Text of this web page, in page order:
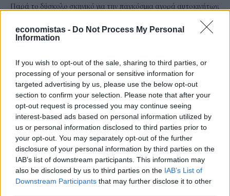
economistas - Do Not Process My Personal
Information
If you wish to opt-out of the sale, sharing to third parties, or
processing of your personal or sensitive information for
targeted advertising by us, please use the below opt-out
section to confirm your selection. Please note that after your
opt-out request is processed you may continue seeing
interest-based ads based on personal information utilized by
us or personal information disclosed to third parties prior to
your opt-out. You may separately opt-out of the further
disclosure of your personal information by third parties on the
IAB’s list of downstream participants. This information may
also be disclosed by us to third parties on the IAB’s List of
Downstream Participants that may further disclose it to other
Παρά το δύσκολο σκηνικό για την παγκόσμια αγορά αυτοκινήτων,
δεύτερο τρίμηνο του τρέχοντος έτους, καθώς η ενεργειακή κρίση
που πυροδοτήθηκε από τον πόλεμο στη Μέση Ανατολή έφερε
ΓΙΩΡΓΟΣ ΠΑΠΠΟΥΣ/04 Αυγ 2026